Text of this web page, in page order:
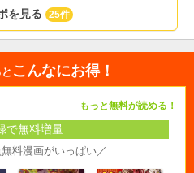
を見る 25件
こんなにお得！
もっと無料が読める！
で無料増量
料漫画がいっぱい／